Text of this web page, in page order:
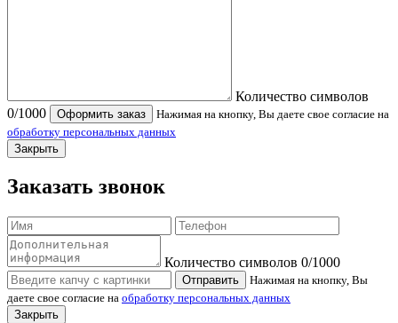
Количество символов
0/1000 Оформить заказ
Нажимая на кнопку, Вы даете свое согласие на
обработку персональных данных
Закрыть
Заказать звонок
Количество символов 0/1000
Отправить
Нажимая на кнопку, Вы
даете свое согласие на обработку персональных данных
Закрыть